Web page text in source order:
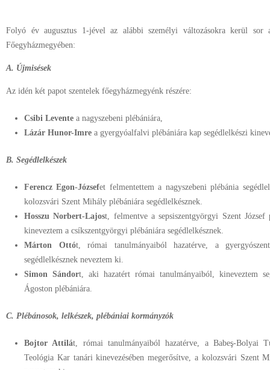
Folyó év augusztus 1-jével az alábbi személyi változásokra kerül sor
Főegyházmegyében:
A. Újmisések
Az idén két papot szentelek főegyházmegyénk részére:
Csibi Levente a nagyszebeni plébániára,
Lázár Hunor-Imre a gyergyóalfalvi plébániára kap segédlelkészi
B. Segédlelkészek
Ferencz Egon-Józsefet felmentettem a nagyszebeni plébánia
kolozsvári Szent Mihály plébániára segédlelkésznek.
Hosszu Norbert-Lajost, felmentve a sepsiszentgyörgyi Szent József
kineveztem a csíkszentgyörgyi plébániára segédlelkésznek.
Márton Ottót, római tanulmányaiból hazatérve, a
segédlelkésznek neveztem ki.
Simon Sándort, aki hazatért római tanulmányaiból, kineveztem
Ágoston plébániára.
C. Plébánosok, lelkészek, plébániai kormányzók
Bojtor Attilát, római tanulmányaiból hazatérve, a Babeş-Bolyai
Teológia Kar tanári kinevezésében megerősítve, a kolozsvári Szent